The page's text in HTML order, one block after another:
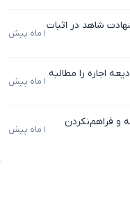
شاهد در اثبات
۱ ماه پیش
اجاره را مطالبه
۱ ماه پیش
و فراهم‌نکردن
۱ ماه پیش